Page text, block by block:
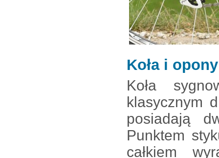
Koła i opony
Koła
klasycznym
posiadają
Punktem
całkiem